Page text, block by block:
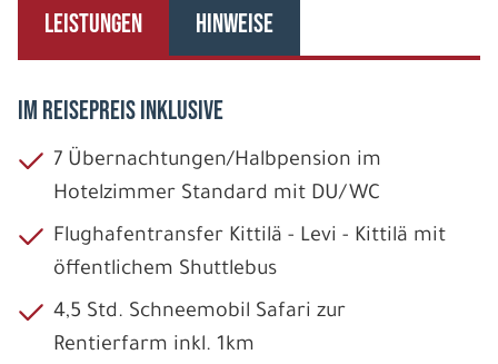
LEISTUNGEN HINWEISE
IM REISEPREIS INKLUSIVE
7 Übernachtungen/Halbpension im
Hotelzimmer Standard mit DU/WC
Flughafentransfer Kittilä - Levi - Kittilä mit
öffentlichem Shuttlebus
4,5 Std. Schneemobil Safari zur
Rentierfarm inkl. 1km